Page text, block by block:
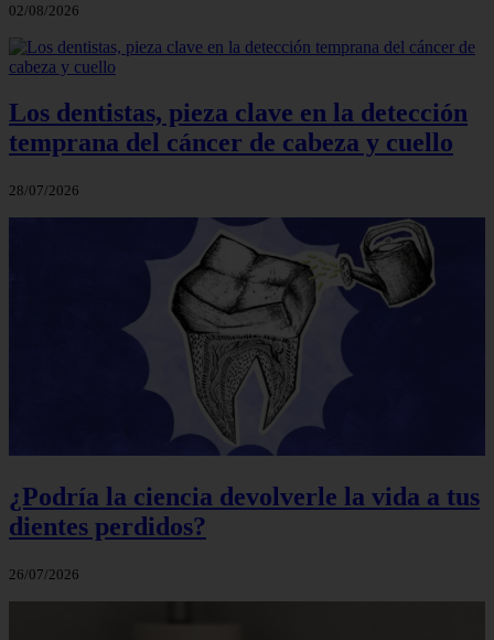
02/08/2026
Los dentistas, pieza clave en la detección
temprana del cáncer de cabeza y cuello
28/07/2026
¿Podría la ciencia devolverle la vida a tus
dientes perdidos?
26/07/2026